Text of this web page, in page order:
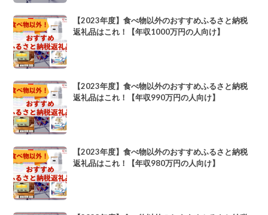
【2023年度】食べ物以外のおすすめふるさと納税
返礼品はこれ！【年収1000万円の人向け】
【2023年度】食べ物以外のおすすめふるさと納税
返礼品はこれ！【年収990万円の人向け】
【2023年度】食べ物以外のおすすめふるさと納税
返礼品はこれ！【年収980万円の人向け】